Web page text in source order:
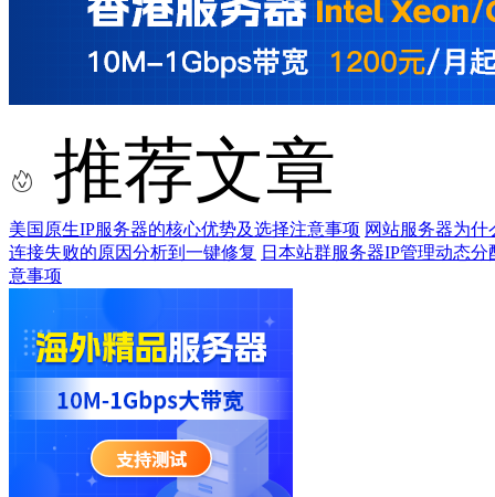
推荐文章
美国原生IP服务器的核心优势及选择注意事项 网站服务器为
连接失败的原因分析到一键修复 日本站群服务器IP管理动态
意事项